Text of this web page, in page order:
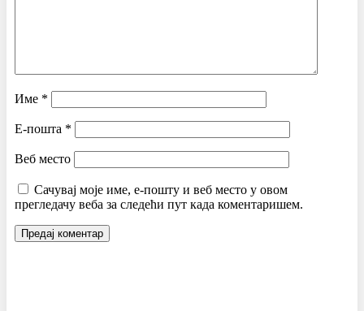
Име *
Е-пошта *
Веб место
Сачувај моје име, е-пошту и веб место у овом
прегледачу веба за следећи пут када коментаришем.